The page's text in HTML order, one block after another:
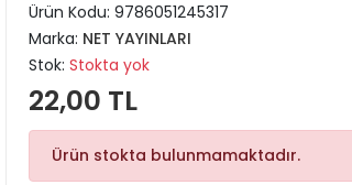
Ürün Kodu: 9786051245317
Marka: NET YAYINLARI
Stok: Stokta yok
22,00 TL
Ürün stokta bulunmamaktadır.